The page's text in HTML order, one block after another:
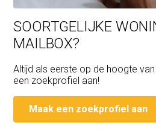
SOORTGELIJKE
MAILBOX?
Altijd als eerste op de hoogte
een zoekprofiel aan!
Maak een zoekprofiel aan